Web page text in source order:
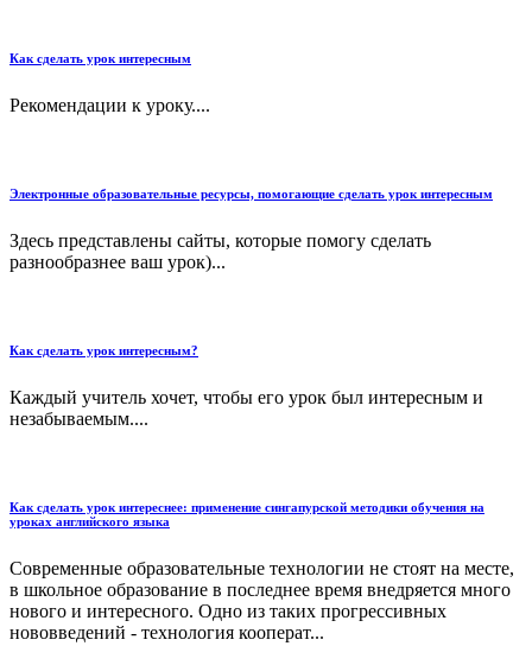
Как сделать урок интересным
Рекомендации к уроку....
Электронные образовательные ресурсы, помогающие сделать урок интересным
Здесь представлены сайты, которые помогу сделать
разнообразнее ваш урок)...
Как сделать урок интересным?
Каждый учитель хочет, чтобы его урок был интересным и
незабываемым....
Как сделать урок интереснее: применение сингапурской методики обучения на
уроках английского языка
Современные образовательные технологии не стоят на месте,
в школьное образование в последнее время внедряется много
нового и интересного. Одно из таких прогрессивных
нововведений - технология кооперат...